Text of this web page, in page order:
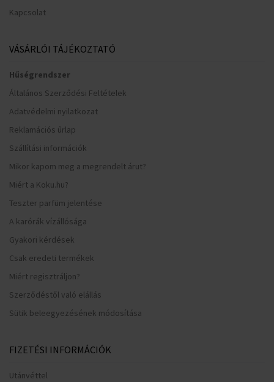
Kapcsolat
VÁSÁRLÓI TÁJÉKOZTATÓ
Hűségrendszer
Általános Szerződési Feltételek
Adatvédelmi nyilatkozat
Reklamációs űrlap
Szállítási információk
Mikor kapom meg a megrendelt árut?
Miért a Koku.hu?
Teszter parfüm jelentése
A karórák vízállósága
Gyakori kérdések
Csak eredeti termékek
Miért regisztráljon?
Szerződéstől való elállás
Sütik beleegyezésének módosítása
FIZETÉSI INFORMÁCIÓK
Utánvéttel